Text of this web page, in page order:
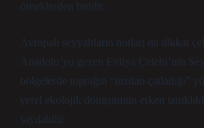
örneklerden biridir.
Avrupalı seyyahların notları da dikkat
Anadolu’yu gezen Evliya Çelebi’nin
bölgelerde toprağın “tuzdan çatladığı”
yerel ekolojik dönüşümün erken
sayılabilir.